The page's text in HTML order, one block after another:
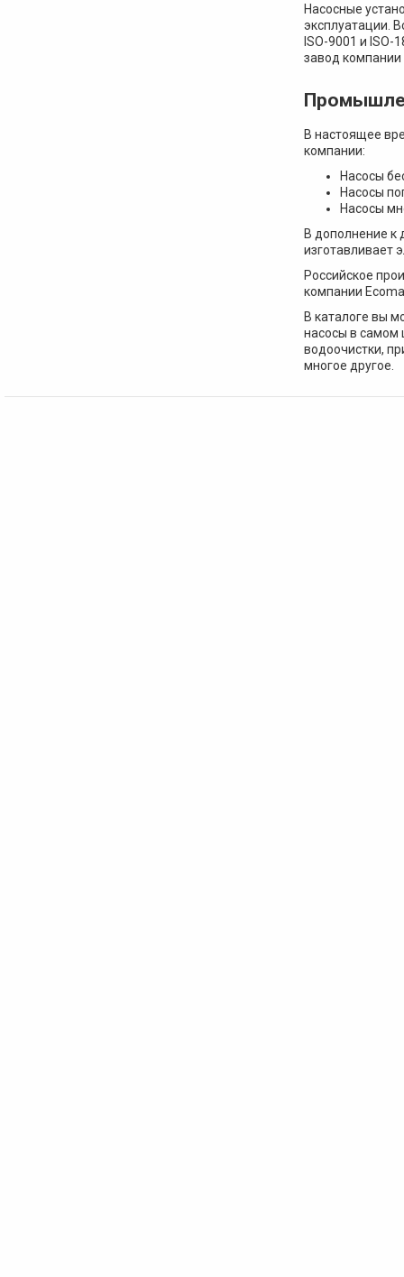
Насосные
эксплуатации.
ISO-9001 и ISO-
завод
В настоящее
компании:
Насосы
Насосы
Насосы
В дополнение к
изготавливает
Российское
компании
В каталоге вы
насосы в самом
водоочистки,
многое другое.